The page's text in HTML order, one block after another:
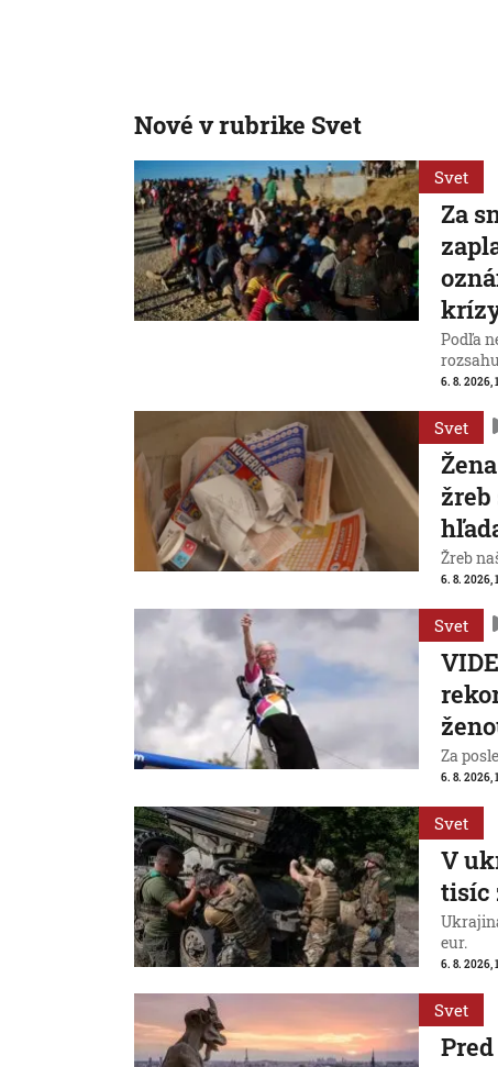
Nové v rubrike Svet
Svet
Za
Podľa
6. 8. 2026,
Svet
Žreb
6. 8. 2026,
Svet
Za
6. 8. 2026,
Svet
V
tisíc
eur.
6. 8. 2026,
Svet